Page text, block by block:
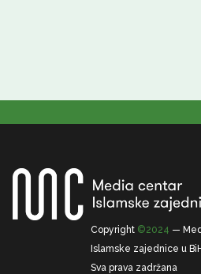
Copyright ©2024 —
Islamske zajednice u
Sva prava zadržana